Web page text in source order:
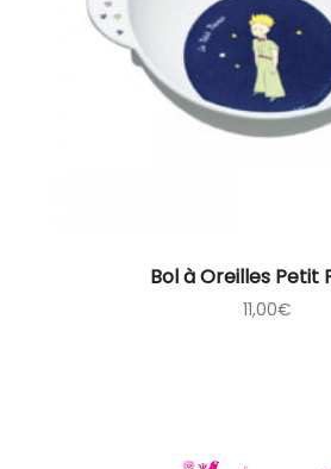
Bol à Oreilles Petit
11,00€